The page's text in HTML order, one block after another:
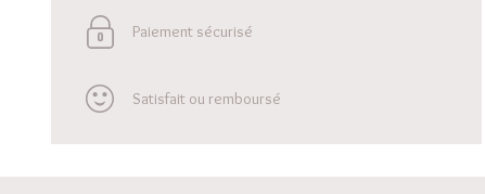
Paiement sécurisé
Satisfait ou remboursé